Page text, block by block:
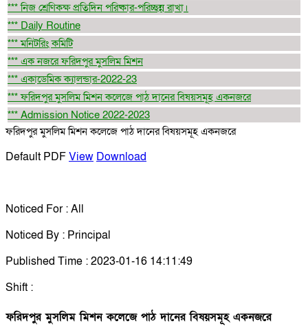
*** নিজ শ্রেণিকক্ষ প্রতিদিন পরিষ্কার-পরিচ্ছন্ন রাখা।
*** Daily Routine
*** মনিটরিং কমিটি
*** এক নজরে ফরিদপুর মুসলিম মিশন
*** একাডেমিক ক্যালন্ডার-2022-23
*** ফরিদপুর মুসলিম মিশন কলেজে পাঠ দানের বিষয়সমূহ একনজরে
*** Admission Notice 2022-2023
ফরিদপুর মুসলিম মিশন কলেজে পাঠ দানের বিষয়সমূহ একনজরে
Default PDFView Download
Noticed For : All
Noticed By : Principal
Published Time : 2023-01-16 14:11:49
Shift :
ফরিদপুর মুসলিম মিশন কলেজে পাঠ দানের বিষয়সমূহ একনজরে